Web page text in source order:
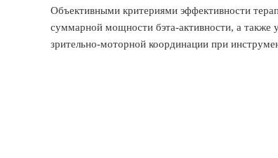
Объективными критериями эффективности
суммарной мощности бэта-активности, а также
зрительно-моторной координации при